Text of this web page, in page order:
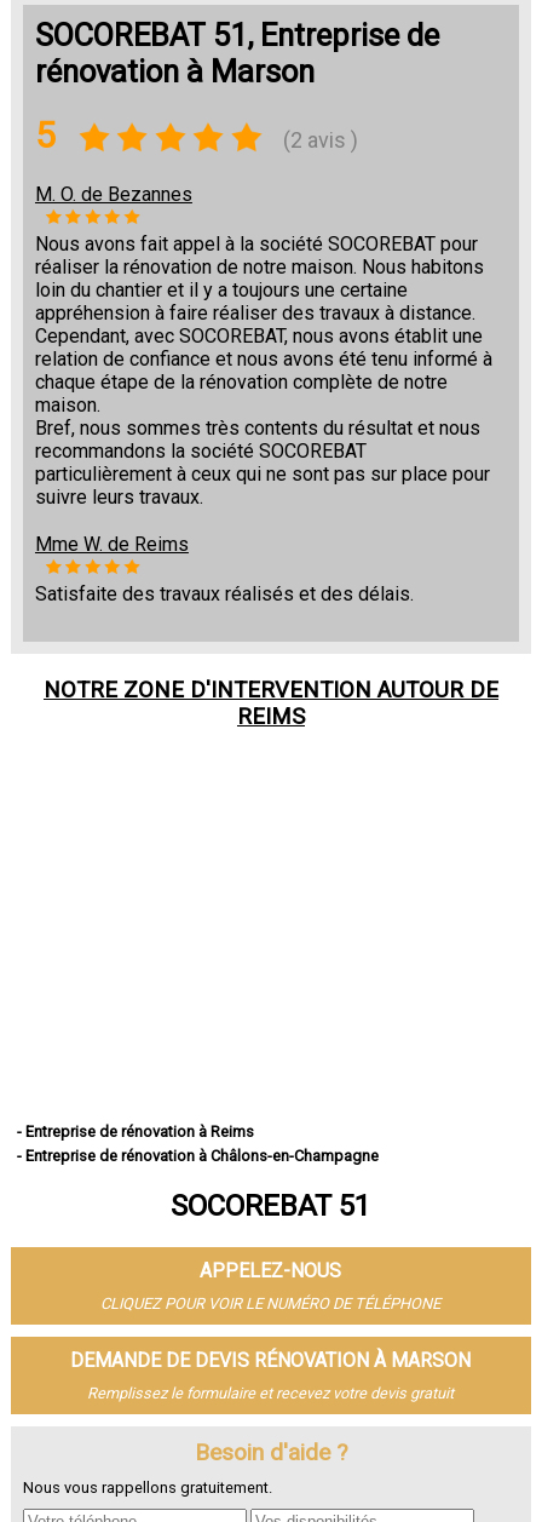
SOCOREBAT 51, Entreprise de
rénovation à Marson
5 (2 avis )
M. O. de Bezannes
Nous avons fait appel à la société SOCOREBAT pour
réaliser la rénovation de notre maison. Nous habitons
loin du chantier et il y a toujours une certaine
appréhension à faire réaliser des travaux à distance.
Cependant, avec SOCOREBAT, nous avons établit une
relation de confiance et nous avons été tenu informé à
chaque étape de la rénovation complète de notre
maison.
Bref, nous sommes très contents du résultat et nous
recommandons la société SOCOREBAT
particulièrement à ceux qui ne sont pas sur place pour
suivre leurs travaux.
Mme W. de Reims
Satisfaite des travaux réalisés et des délais.
NOTRE ZONE D'INTERVENTION AUTOUR DE
REIMS
- Entreprise de rénovation à Reims
- Entreprise de rénovation à Châlons-en-Champagne
- Entreprise de rénovation à Vitry-le-François
- Entreprise de rénovation à Bétheny
- Entreprise de rénovation à Cormontreuil
- Entreprise de rénovation à Fismes
- Entreprise de rénovation à Saint-Memmie
- Entreprise de rénovation à Sézanne
- Entreprise de rénovation à Mourmelon-le-Grand
- Entreprise de rénovation à Witry-lès-Reims
- Entreprise de rénovation à Fagnières
- Entreprise de rénovation à Suippes
SOCOREBAT 51
APPELEZ-NOUS
CLIQUEZ POUR VOIR LE NUMÉRO DE TÉLÉPHONE
DEMANDE DE DEVIS RÉNOVATION À MARSON
Remplissez le formulaire et recevez votre devis gratuit
Besoin d'aide ?
Nous vous rappellons gratuitement.